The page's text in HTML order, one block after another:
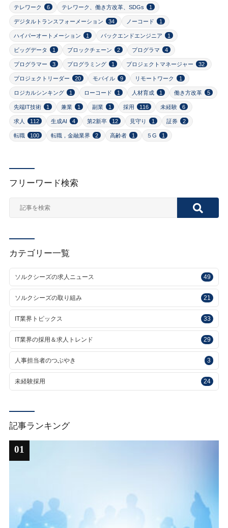
テレワーク 6 テレワーク、働き方改革、SDGs 1
デジタルトランスフォーメーション 34 ノーコード 1
ハイパーオートメーション 1 バックエンドエンジニア 1
ビッグデータ 1 ブロックチェーン 2 プログラマ 4
プログラマー 3 プログラミング 1 プロジェクトマネージャー 32
プロジェクトリーダー 20 モバイル 9 リモートワーク 1
ロジカルシンキング 1 ローコード 1 人材育成 1 働き方改革 5
先端IT技術 1 兼業 1 副業 1 採用 116 未経験 6
求人 112 生成AI 4 第2新卒 12 見守り 1 証券 2
転職 100 転職，金融業界 2 高齢者 1 ５G 1
フリーワード検索
カテゴリー一覧
ソルクシーズの求人ニュース 49
ソルクシーズの取り組み 21
IT業界トピックス 33
IT業界の採用＆求人トレンド 29
人事担当者のつぶやき 3
未経験採用 24
記事ランキング
01